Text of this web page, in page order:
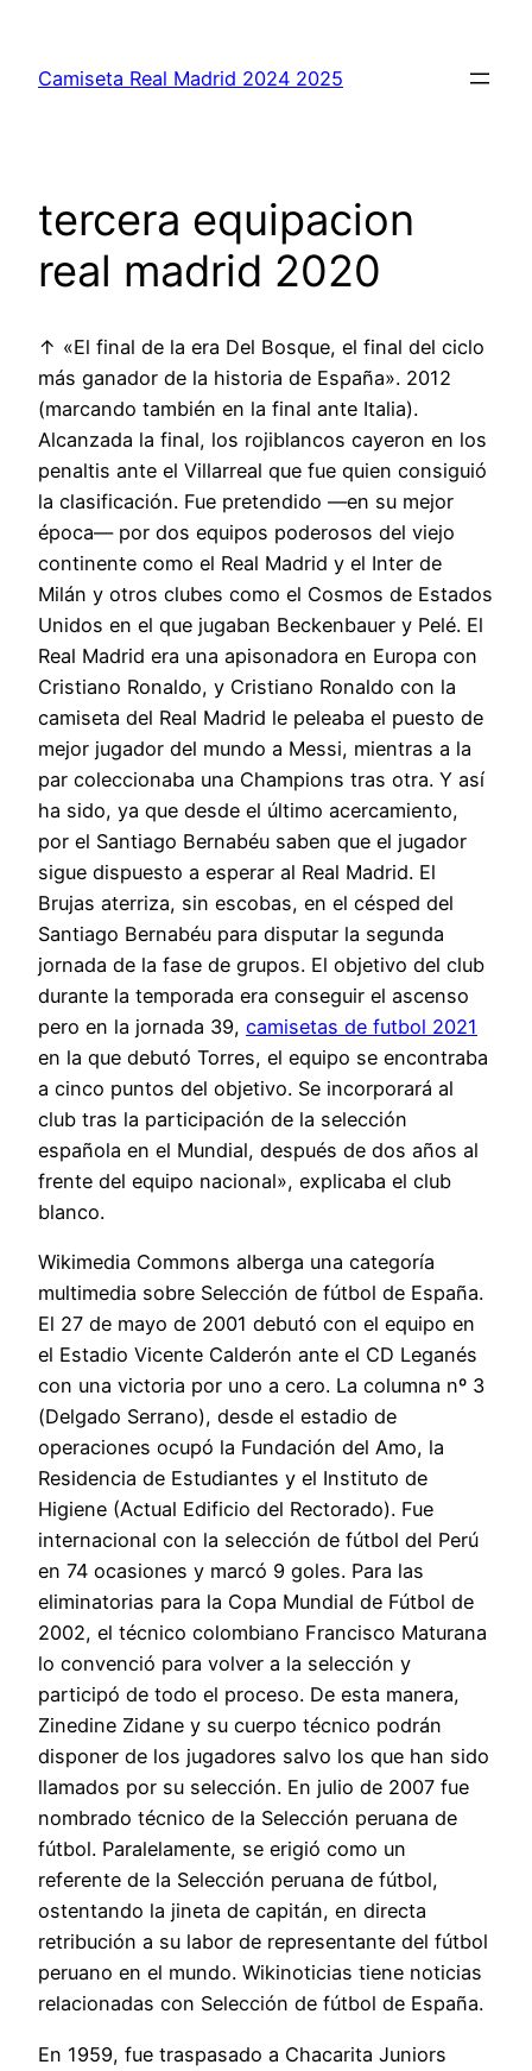
contenido
Camiseta Real Madrid 2024 2025
tercera equipacion
real madrid 2020
↑ «El final de la era Del Bosque, el final del ciclo
más ganador de la historia de España». 2012
(marcando también en la final ante Italia).
Alcanzada la final, los rojiblancos cayeron en los
penaltis ante el Villarreal que fue quien consiguió
la clasificación. Fue pretendido —en su mejor
época— por dos equipos poderosos del viejo
continente como el Real Madrid y el Inter de
Milán y otros clubes como el Cosmos de Estados
Unidos en el que jugaban Beckenbauer y Pelé. El
Real Madrid era una apisonadora en Europa con
Cristiano Ronaldo, y Cristiano Ronaldo con la
camiseta del Real Madrid le peleaba el puesto de
mejor jugador del mundo a Messi, mientras a la
par coleccionaba una Champions tras otra. Y así
ha sido, ya que desde el último acercamiento,
por el Santiago Bernabéu saben que el jugador
sigue dispuesto a esperar al Real Madrid. El
Brujas aterriza, sin escobas, en el césped del
Santiago Bernabéu para disputar la segunda
jornada de la fase de grupos. El objetivo del club
durante la temporada era conseguir el ascenso
pero en la jornada 39, camisetas de futbol 2021
en la que debutó Torres, el equipo se encontraba
a cinco puntos del objetivo. Se incorporará al
club tras la participación de la selección
española en el Mundial, después de dos años al
frente del equipo nacional», explicaba el club
blanco.
Wikimedia Commons alberga una categoría
multimedia sobre Selección de fútbol de España.
El 27 de mayo de 2001 debutó con el equipo en
el Estadio Vicente Calderón ante el CD Leganés
con una victoria por uno a cero. La columna nº 3
(Delgado Serrano), desde el estadio de
operaciones ocupó la Fundación del Amo, la
Residencia de Estudiantes y el Instituto de
Higiene (Actual Edificio del Rectorado). Fue
internacional con la selección de fútbol del Perú
en 74 ocasiones y marcó 9 goles. Para las
eliminatorias para la Copa Mundial de Fútbol de
2002, el técnico colombiano Francisco Maturana
lo convenció para volver a la selección y
participó de todo el proceso. De esta manera,
Zinedine Zidane y su cuerpo técnico podrán
disponer de los jugadores salvo los que han sido
llamados por su selección. En julio de 2007 fue
nombrado técnico de la Selección peruana de
fútbol. Paralelamente, se erigió como un
referente de la Selección peruana de fútbol,
ostentando la jineta de capitán, en directa
retribución a su labor de representante del fútbol
peruano en el mundo. Wikinoticias tiene noticias
relacionadas con Selección de fútbol de España.
En 1959, fue traspasado a Chacarita Juniors